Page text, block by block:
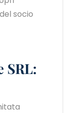
socio
SRL: